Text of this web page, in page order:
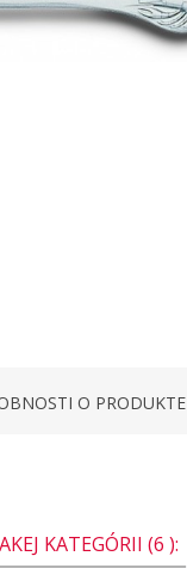
O PRODUKTE
KATEGÓRII (6 ):